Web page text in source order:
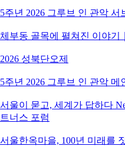
5주년 2026 그루브 인 관악 서
체부동 골목에 펼쳐진 이야기
2026 성북단오제
5주년 2026 그루브 인 관악 메
서울이 묻고, 세계가 답하다
트너스 포럼
서울한옥마을, 100년 미래를